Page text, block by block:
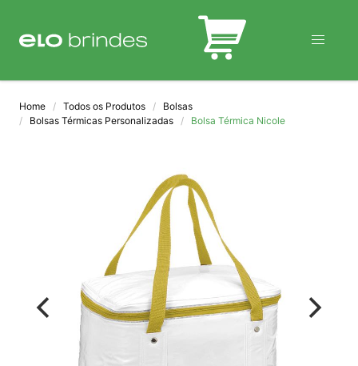
BLOG
Home Todos os Produtos
Bolsas
Bolsas Térmicas Personalizadas
Bolsa Térmica Nicole